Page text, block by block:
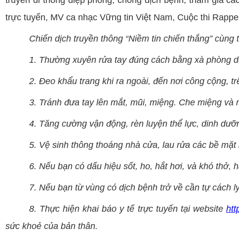
trực tuyến, MV ca nhạc Vững tin Việt Nam, Cuộc thi
Chiến dịch truyền thông “Niềm tin chiến thắng”
1. Thường xuyên rửa tay đúng cách bằng xà phòng
2. Đeo khẩu trang khi ra ngoài, đến nơi công cộng,
3. Tránh đưa tay lên mắt, mũi, miệng. Che miệng
4. Tăng cường vận động, rèn luyện thể lực, dinh
5. Vệ sinh thông thoáng nhà cửa, lau rửa các bề mặt
6. Nếu bạn có dấu hiệu sốt, ho, hắt hơi, và khó thở,
7. Nếu bạn từ vùng có dịch bệnh trở về cần tự cách
8. Thực hiện khai báo y tế trực tuyến tại website
sức khoẻ của bản thân.